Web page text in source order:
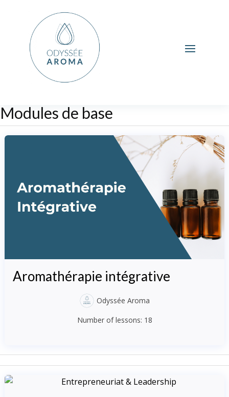
Modules de base
Aromathérapie intégrative
Odyssée Aroma
Number of lessons: 18